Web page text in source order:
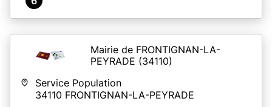
Mairie de FRONTIGNAN-LA-
PEYRADE (34110)
Service Population
34110 FRONTIGNAN-LA-PEYRADE